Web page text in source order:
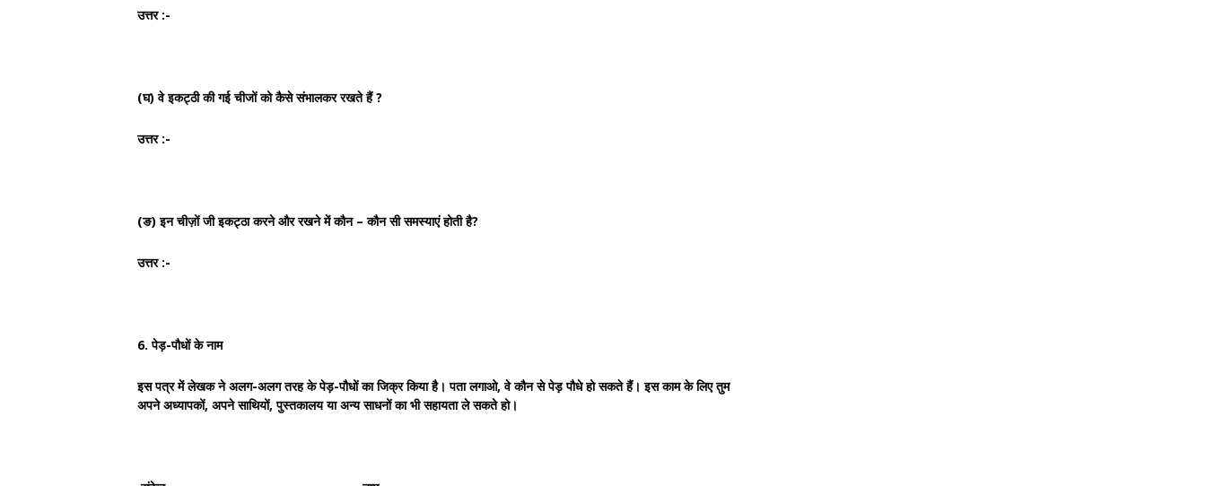
उत्तर :-
(घ) वे इकट्ठी की गई चीजों को कैसे संभालकर रखते हैं ?
उत्तर :-
(ङ) इन चीज़ों जी इकट्ठा करने और रखने में कौन – कौन सी समस्याएं होती है?
उत्तर :-
6. पेड़-पौधों के नाम
इस पत्र में लेखक ने अलग-अलग तरह के पेड़-पौधों का जिक्र किया है। पता लगाओ, वे कौन से पेड़ पौधे हो सकते हैं। इस काम के लिए तुम
अपने अध्यापकों, अपने साथियों, पुस्तकालय या अन्य साधनों का भी सहायता ले सकते हो।